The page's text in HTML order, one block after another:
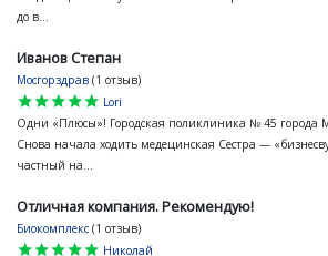
до в...
Иванов Степан
Мосгорздрав (1 отзыв)
star
star
star
star
star
Lori
Одни «Плюсы»! Городская поликлиника № 45 города
Снова начала ходить медецинская Сестра —
частный на...
Отличная компания. Рекомендую!
Биокомплекс (1 отзыв)
star
star
star
star
star
Николай